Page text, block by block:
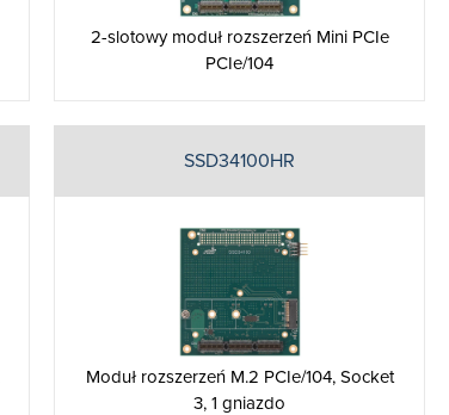
2-slotowy moduł rozszerzeń Mini PCIe
PCIe/104
SSD34100HR
Moduł rozszerzeń M.2 PCIe/104, Socket
3, 1 gniazdo